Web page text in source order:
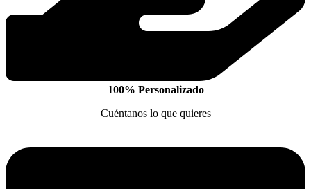
100% Personalizado
Cuéntanos lo que quieres